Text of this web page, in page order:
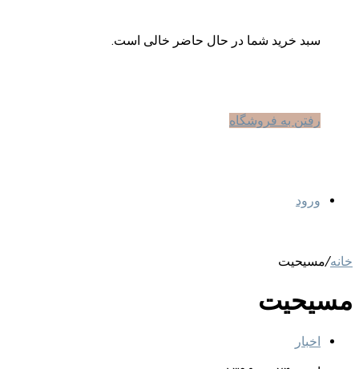
سبد خرید شما در حال حاضر خالی است.
رفتن به فروشگاه
ورود
خانه/مسیحیت
مسیحیت
اخبار